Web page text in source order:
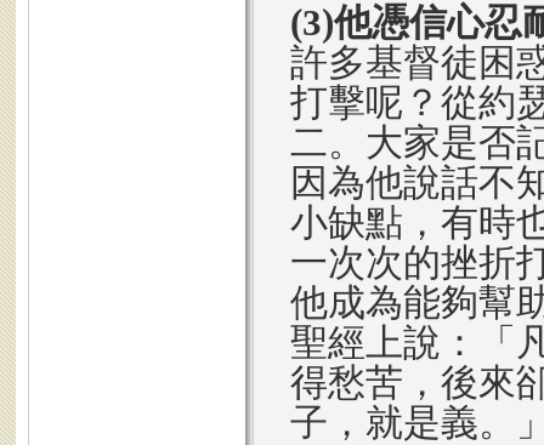
(3)他憑信心忍
許多基督徒困
打擊呢？從約
二。大家是否
因為他說話不
小缺點，有時
一次次的挫折
他成為能夠幫
聖經上說：「
得愁苦，後來
子，就是義。